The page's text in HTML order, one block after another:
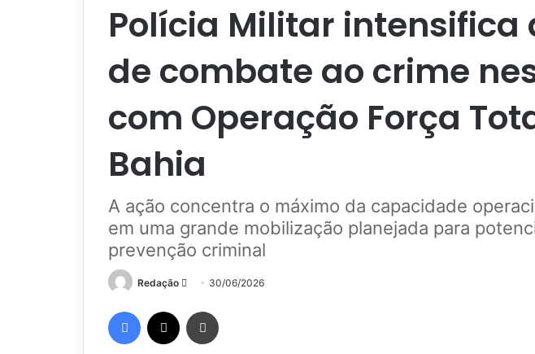
Polícia Militar intensifica
de combate ao crime
com Operação Força
Bahia
A ação concentra o máximo da capacidade
em uma grande mobilização planejada para
prevenção criminal
Redação
Mande
e-
mail
30/06/2026
Facebook